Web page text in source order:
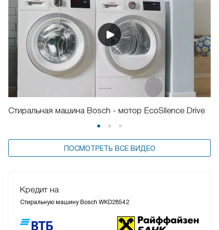
Стиральная машина Bosch - мотор EcoSilence Drive
ПОСМОТРЕТЬ ВСЕ ВИДЕО
Кредит на
Стиральную машину Bosch WKD28542